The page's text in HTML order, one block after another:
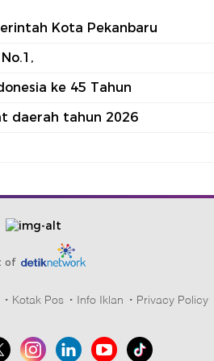
Kota Pekanbaru
ke 45 Tahun
daerah tahun 2026
of
Kotak Pos Info Iklan Privacy Policy